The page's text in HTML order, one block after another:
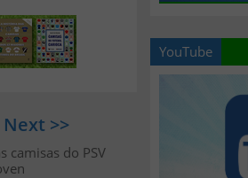
>>
camisas do PSV
YouTube